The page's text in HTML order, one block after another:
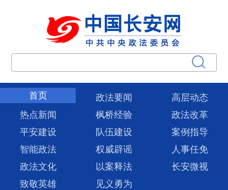
首页 政法要闻
高层动态
热点新闻
枫桥经验
政法改革
平安建设
队伍建设
案例指导
智能政法
权威辟谣
人事任免
政法文化
以案释法
长安微视
致敬英雄
见义勇为